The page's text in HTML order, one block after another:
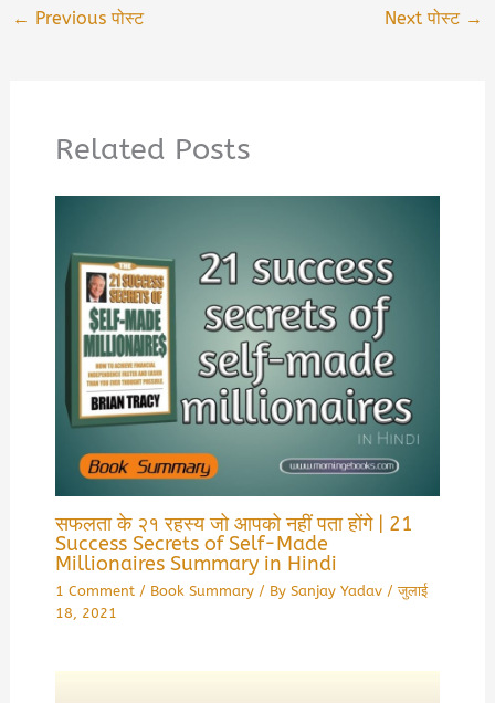
← Previous पोस्ट Next पोस्ट →
Related Posts
सफलता के २१ रहस्य जो आपको नहीं पता होंगे | 21
Success Secrets of Self-Made
Millionaires Summary in Hindi
1 Comment / Book Summary/ By Sanjay Yadav /जुलाई
18, 2021